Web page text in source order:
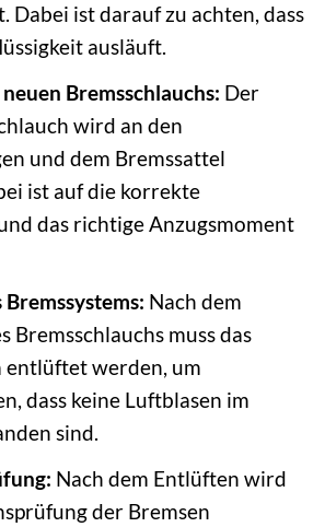
Dabei ist darauf zu achten, dass
ausläuft.
Bremsschlauchs: Der
wird an den
und dem Bremssattel
ist auf die korrekte
das richtige Anzugsmoment
Nach dem
Bremsschlauchs muss das
entlüftet werden, um
dass keine Luftblasen im
sind.
Nach dem Entlüften wird
der Bremsen